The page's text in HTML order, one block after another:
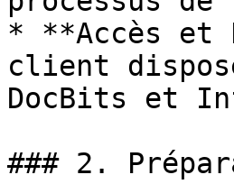
* **Accès et
client
DocBits et
### 2.